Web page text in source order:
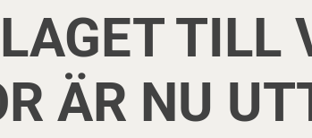
TILL
ÄR NU